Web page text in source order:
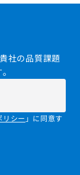
社の品質課題
リシー 」に同意す